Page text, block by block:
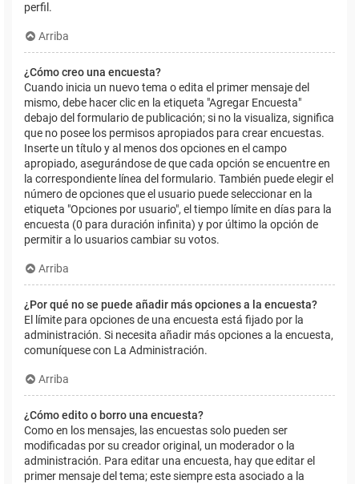
perfil.
Arriba
¿Cómo creo una encuesta?
Cuando inicia un nuevo tema o edita el primer mensaje del
mismo, debe hacer clic en la etiqueta "Agregar Encuesta"
debajo del formulario de publicación; si no la visualiza, significa
que no posee los permisos apropiados para crear encuestas.
Inserte un título y al menos dos opciones en el campo
apropiado, asegurándose de que cada opción se encuentre en
la correspondiente línea del formulario. También puede elegir el
número de opciones que el usuario puede seleccionar en la
etiqueta "Opciones por usuario", el tiempo límite en días para la
encuesta (0 para duración infinita) y por último la opción de
permitir a lo usuarios cambiar su votos.
Arriba
¿Por qué no se puede añadir más opciones a la encuesta?
El límite para opciones de una encuesta está fijado por la
administración. Si necesita añadir más opciones a la encuesta,
comuníquese con La Administración.
Arriba
¿Cómo edito o borro una encuesta?
Como en los mensajes, las encuestas solo pueden ser
modificadas por su creador original, un moderador o la
administración. Para editar una encuesta, hay que editar el
primer mensaje del tema; este siempre esta asociado a la